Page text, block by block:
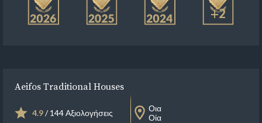
+2
Aeifos Traditional Houses
4.9/ 144 Αξιολογήσεις
Οια
Οία